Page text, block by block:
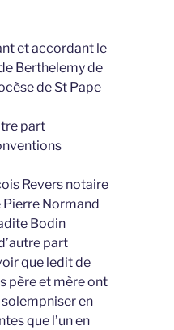
et accordant le
Berthelemy de
de St Pape
part
Revers notaire
Normand
Bodin
part
que ledit de
père et mère ont
en
que l’un en